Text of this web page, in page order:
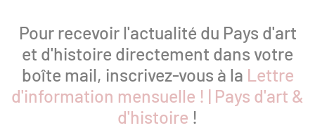
Patrimoines
Ressources
Pour recevoir l'actualité du Pays d'art
et d'histoire directement dans votre
boîte mail, inscrivez-vous à la Lettre
d'information mensuelle ! | Pays d'art &
d'histoire !